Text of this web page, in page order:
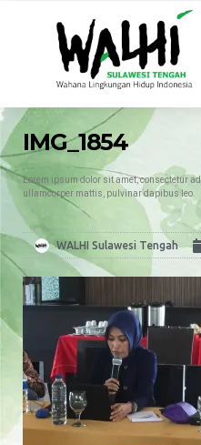
IMG_1854
Lorem ipsum dolor sit amet, consectetur
ullamcorper mattis, pulvinar dapibus leo.
WALHI Sulawesi Tengah